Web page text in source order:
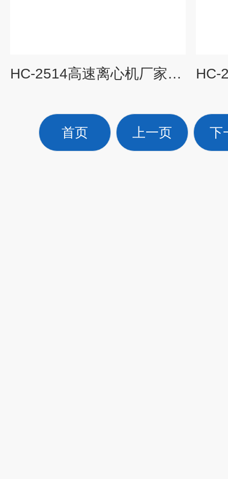
HC-2514高速离心机厂家台式离心机
首页 上一页 下